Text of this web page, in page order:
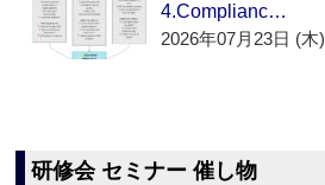
4.Complianc…
2026年07月23日 (木)
研修会 セミナー 催し物